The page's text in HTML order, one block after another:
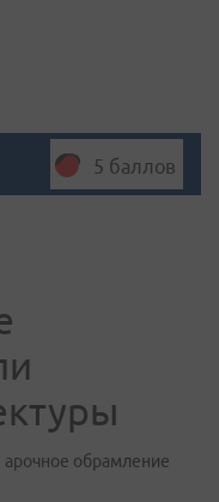
5 баллов
обрамление